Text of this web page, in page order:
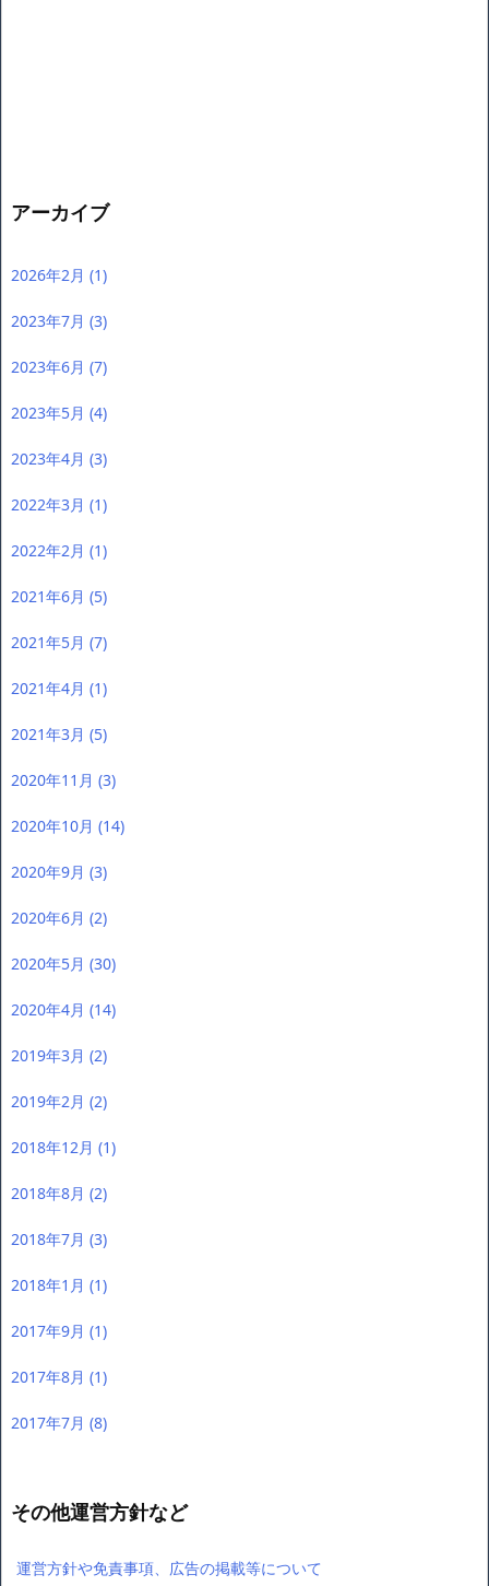
アーカイブ
2026年2月 (1)
2023年7月 (3)
2023年6月 (7)
2023年5月 (4)
2023年4月 (3)
2022年3月 (1)
2022年2月 (1)
2021年6月 (5)
2021年5月 (7)
2021年4月 (1)
2021年3月 (5)
2020年11月 (3)
2020年10月 (14)
2020年9月 (3)
2020年6月 (2)
2020年5月 (30)
2020年4月 (14)
2019年3月 (2)
2019年2月 (2)
2018年12月 (1)
2018年8月 (2)
2018年7月 (3)
2018年1月 (1)
2017年9月 (1)
2017年8月 (1)
2017年7月 (8)
その他運営方針など
運営方針や免責事項、広告の掲載等について